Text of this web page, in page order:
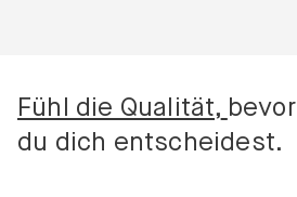
Fühl die Qualität, bevor
du dich entscheidest.